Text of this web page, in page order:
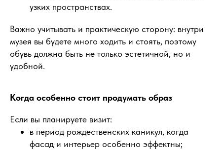
узких пространствах.
Важно учитывать и практическую сторону: внутри
музея вы будете много ходить и стоять, поэтому
обувь должна быть не только эстетичной, но и
удобной.
Когда особенно стоит продумать образ
Если вы планируете визит:
в период рождественских каникул, когда
фасад и интерьер особенно эффектны;